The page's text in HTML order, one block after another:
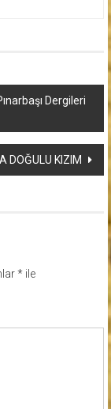
Dergileri
DOĞULU KIZIM
*ile